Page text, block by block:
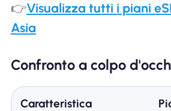
👉Visualizza tutti i piani
Asia
Confronto a colpo
Caratteristica